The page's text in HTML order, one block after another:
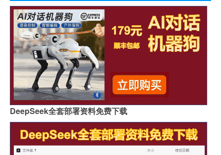
DeepSeek全套部署资料免费下载